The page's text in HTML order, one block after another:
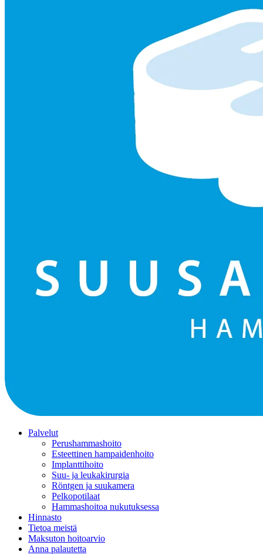
Palvelut
Perushammashoito
Esteettinen hampaidenhoito
Implanttihoito
Suu- ja leukakirurgia
Röntgen ja suukamera
Pelkopotilaat
Hammashoitoa nukutuksessa
Hinnasto
Tietoa meistä
Maksuton hoitoarvio
Anna palautetta